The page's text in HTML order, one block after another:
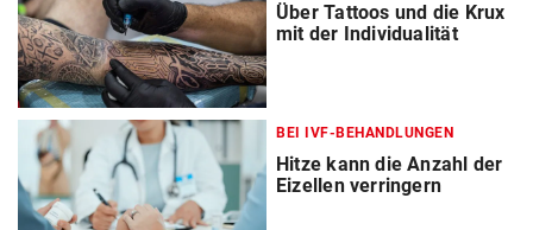
Über Tattoos und die Krux
mit der Individualität
BEI IVF-BEHANDLUNGEN
Hitze kann die Anzahl der
Eizellen verringern